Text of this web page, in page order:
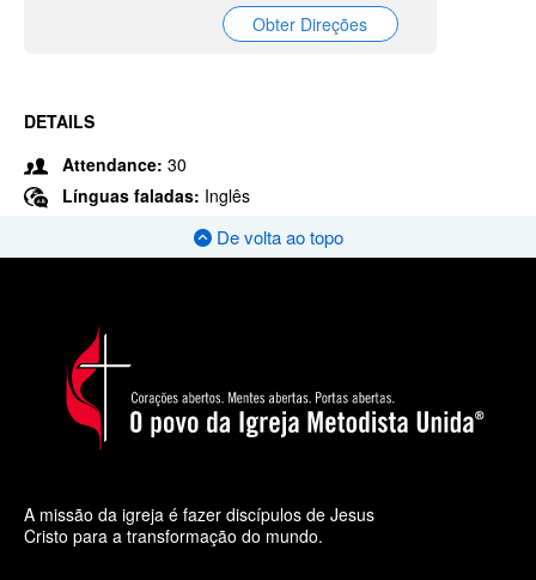
Obter Direções
DETAILS
Attendance: 30
Línguas faladas: Inglês
De volta ao topo
A missão da igreja é fazer discípulos de Jesus
Cristo para a transformação do mundo.